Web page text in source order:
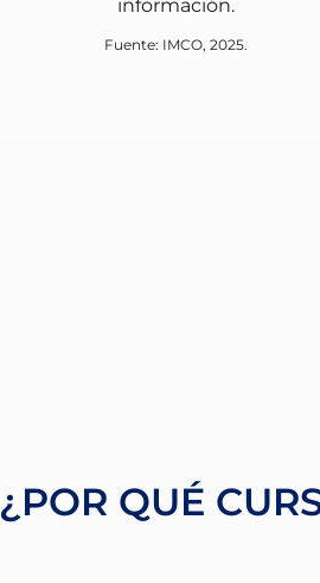
información.
Fuente: IMCO, 2025.
¿POR QUÉ